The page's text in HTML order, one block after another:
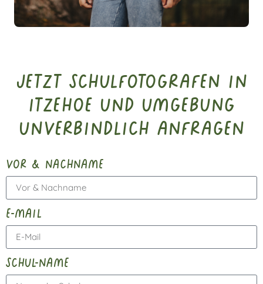
Jetzt Schulfotografen in
Itzehoe und Umgebung
unverbindlich anfragen
vor & nachname
e-mail
schul-name